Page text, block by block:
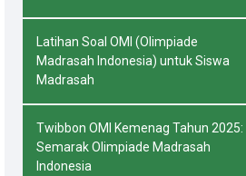
Latihan Soal OMI (Olimpiade
Madrasah Indonesia) untuk Siswa
Madrasah
Twibbon OMI Kemenag Tahun 2025:
Semarak Olimpiade Madrasah
Indonesia